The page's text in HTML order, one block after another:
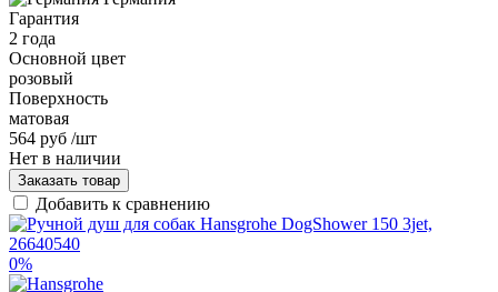
Гарантия
2 года
Основной цвет
розовый
Поверхность
матовая
564 руб /шт
Нет в наличии
Заказать товар
Добавить к сравнению
0%